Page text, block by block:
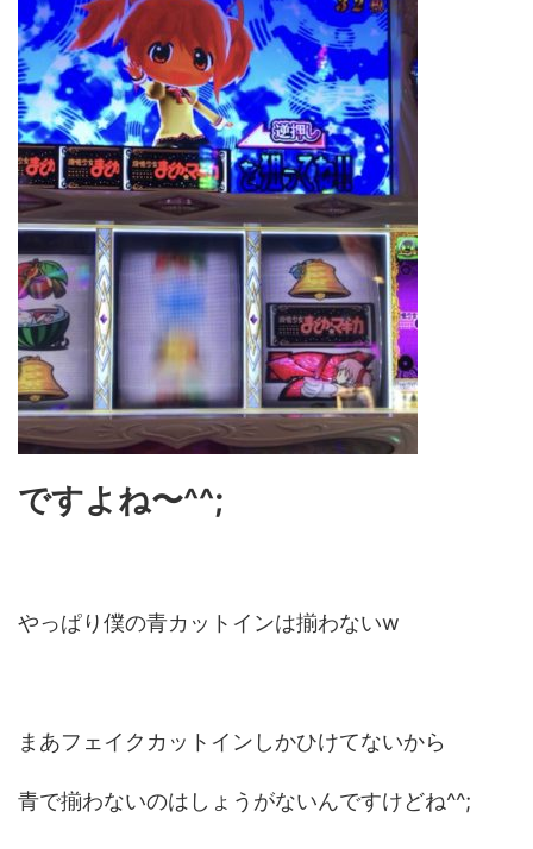
ですよね〜^^;
やっぱり僕の青カットインは揃わないw
まあフェイクカットインしかひけてないから
青で揃わないのはしょうがないんですけどね^^;